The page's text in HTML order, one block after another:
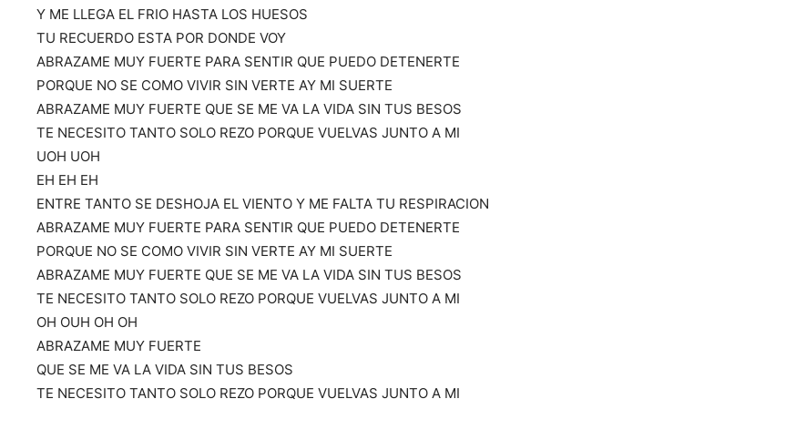
Y ME LLEGA EL FRIO HASTA LOS HUESOS
TU RECUERDO ESTA POR DONDE VOY
ABRAZAME MUY FUERTE PARA SENTIR QUE PUEDO DETENERTE
PORQUE NO SE COMO VIVIR SIN VERTE AY MI SUERTE
ABRAZAME MUY FUERTE QUE SE ME VA LA VIDA SIN TUS BESOS
TE NECESITO TANTO SOLO REZO PORQUE VUELVAS JUNTO A MI
UOH UOH
EH EH EH
ENTRE TANTO SE DESHOJA EL VIENTO Y ME FALTA TU RESPIRACION
ABRAZAME MUY FUERTE PARA SENTIR QUE PUEDO DETENERTE
PORQUE NO SE COMO VIVIR SIN VERTE AY MI SUERTE
ABRAZAME MUY FUERTE QUE SE ME VA LA VIDA SIN TUS BESOS
TE NECESITO TANTO SOLO REZO PORQUE VUELVAS JUNTO A MI
OH OUH OH OH
ABRAZAME MUY FUERTE
QUE SE ME VA LA VIDA SIN TUS BESOS
TE NECESITO TANTO SOLO REZO PORQUE VUELVAS JUNTO A MI